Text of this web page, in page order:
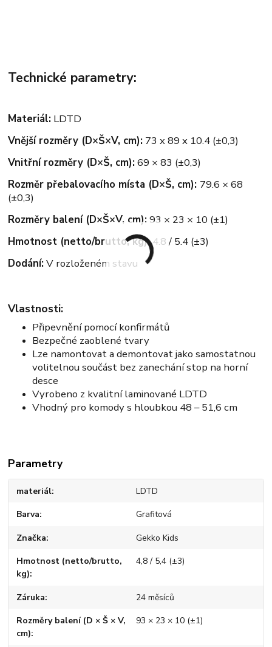
Technické parametry:
Materiál: LDTD
Vnější rozměry (D×Š×V, cm): 73 x 89 x 10.4 (±0,3)
Vnitřní rozměry (D×Š, cm):69 × 83 (±0,3)
Rozměr přebalovacího místa (D×Š, cm): 79.6 × 68
(±0,3)
Rozměry balení (D×Š×V, cm):93 × 23 × 10 (±1)
Hmotnost (netto/brutto, kg):4.8 / 5.4 (±3)
Dodání:V rozloženém stavu
Vlastnosti:
Připevnění pomocí konfirmátů
Bezpečné zaoblené tvary
Lze namontovat a demontovat jako samostatnou
volitelnou součást bez zanechání stop na horní
desce
Vyrobeno z kvalitní laminované LDTD
Vhodný pro komody s hloubkou 48 – 51,6 cm
Parametry
materiál LDTD
Barva Grafitová
Značka Gekko Kids
Hmotnost (netto/brutto,
kg)
4,8 / 5,4 (±3)
Záruka 24 měsíců
Rozměry balení (D × Š × V,
cm)
93 × 23 × 10 (±1)